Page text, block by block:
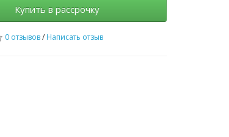
Купить в рассрочку
0 отзывов/ Написать отзыв